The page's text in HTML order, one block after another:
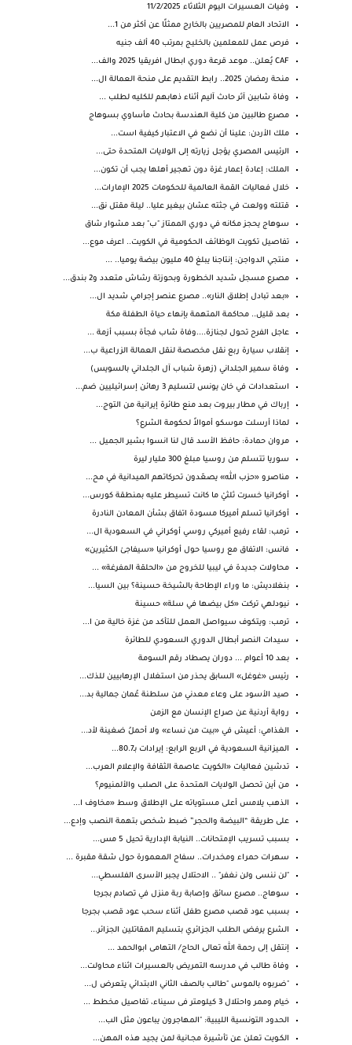
وفيات العسيرات اليوم الثلاثاء 11/2/2025
الاتحاد العام للمصريين بالخارج ممثلًا عن أكثر من 1...
فرص عمل للمعلمين بالخليج بمرتب 40 ألف جنيه
CAF يُعلن.. موعد قرعة دوري ابطال افريقيا 2025 والف...
منحة رمضان 2025.. رابط التقديم على منحة العمالة ال...
وفاة شابين آثر حادث آليم أثناء ذهابهم للكليه لطلب ...
مصرع طالبين من كلية الهندسة بحادث مأساوي بسوهاج
ملك ⁧‫الأردن‬⁩: علينا أن نضع في الاعتبار كيفية است...
الرئيس المصري يؤجل زيارته إلى الولايات المتحدة حتى...
الملك: إعادة إعمار غزة دون تهجير أهلها يجب أن تكون...
خلال فعاليات القمة العالمية للحكومات 2025 الإمارات...
قتلته وولعت في جثته عشان بيغير عليا.. ليلة مقتل نق...
سوهاج يحجز مكانه في دوري الممتاز "ب" بعد مشوار شاق
تفاصيل تكويت الوظائف الحكومية في الكويت.. اعرف موع...
منتجي الدواجن: إنتاجنا يبلغ 40 مليون بيضة يوميا.. ...
مصـرع مسجل شديد الخطورة وبحوزتة رشاش متعدد و2 بندق...
«بعد تبادل إطلاق النار».. مصرع عنصر إجرامي شديد ال...
بعد قليل.. محاكمة المتهمة بإنهاء حياة الطفلة مكة
عاجل الفرح تحول لجنازة....وفاة شاب فجأة بسبب أزمة ...
إنقلاب سيارة ربع نقل مخصصة لنقل العمالة الزراعية ب...
وفاة سمير الجلداني (زهرة شباب آل الجلداني بالسويس)
استعدادات في خان يونس لتسليم 3 رهائن إسرائيليين ضم...
إرباك في مطار بيروت بعد منع طائرة إيرانية من التوج...
لماذا أرسلت موسكو أموالاً لحكومة الشرع؟
مروان حمادة: حافظ الأسد قال لنا انسوا بشير الجميل ...
سوريا تتسلم من روسيا مبلغ 300 مليار ليرة
مناصرو «حزب الله» يصعّدون تحركاتهم الميدانية في مح...
أوكرانيا خسرت ثلثيْ ما كانت تسيطر عليه بمنطقة كورس...
أوكرانيا تسلم أميركا مسودة اتفاق بشأن المعادن النادرة
ترمب: لقاء رفيع أميركي روسي أوكراني في السعودية ال...
فانس: الاتفاق مع روسيا حول أوكرانيا «سيفاجئ الكثيرين»
محاولات جديدة في ليبيا للخروج من «الحلقة المفرغة» ...
بنغلاديش: ما وراء الإطاحة بالشيخة حسينة؟ بين السيا...
نيودلهي تركت «كل بيضها في سلة» حسينة
ترمب: ويتكوف سيواصل العمل للتأكد من غزة خالية من ا...
سيدات النصر أبطال الدوري السعودي للطائرة
بعد 10 أعوام ... دوران يصطاد رقم السومة
رئيس «غوغل» السابق يحذر من استغلال الإرهابيين للذك...
صيد الأسود على وعاء معدني من سلطنة عُمان جمالية بد...
رواية أردنية عن صراع الإنسان مع الزمن
الغذامي: أعيش في «بيت من نساء» ولا أحملُ ضغينة لأد...
الميزانية السعودية في الربع الرابع: إيرادات بـ80.7...
تدشين فعاليات «الكويت عاصمة الثقافة والإعلام العرب...
من أين تحصل الولايات المتحدة على الصلب والألمنيوم؟
الذهب يلامس أعلى مستوياته على الإطلاق وسط «مخاوف ا...
على طريقة “البيضة والحجر” ضبط شخص بتهمة النصب وإدع...
بسبب تسريب الإمتحانات.. النيابة الإدارية تحيل 5 مس...
سهرات حمراء ومخدرات.. سفاح المعمورة حول شقة مقبرة ...
"لن ننسى ولن نغفر" .. الاحتلال يجبر الأسرى الفلسطي...
سوهاج.. مصرع سائق وإصابة ربة منزل في تصادم بجرجا
بسبب عود قصب مصرع طفل أثناء سحب عود قصب بجرجا
الشرع يرفض الطلب الجزائري بتسليم المقاتلين الجزائر...
إنتقل إلى رحمة الله تعالى الحاج/ التهامى ابوالحمد ...
وفاة طالب في مدرسه التمريض بالعسيرات اثناء محاولت...
"ضربوه بالموس "طالب بالصف الثاني الابتدائي يتعرض ل...
خيام وممر واحتلال 3 كيلومتر فى سيناء، تفاصيل مخطط ...
الحدود التونسية الليبية: "المهاجرون يباعون مثل الب...
الكـويت تعلن عن تأشيرة مجــانية لمن يجيد هذه المهن...